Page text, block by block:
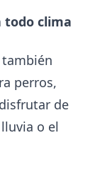
todo clima
perros,
de
o el